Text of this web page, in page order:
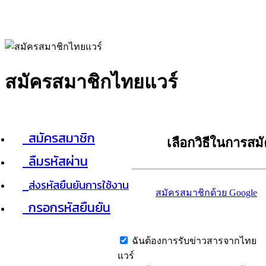
สมัครสมาชิกไทยแวร์
สมัครสมาชิก
ลืมรหัสผ่าน
ส่งรหัสยืนยันการใช้งาน
กรอกรหัสยืนยัน
เลือกวิธีในการส
สมัครสมาชิกด้วย Google
ฉันต้องการรับข่าวสารจากไทย
แวร์